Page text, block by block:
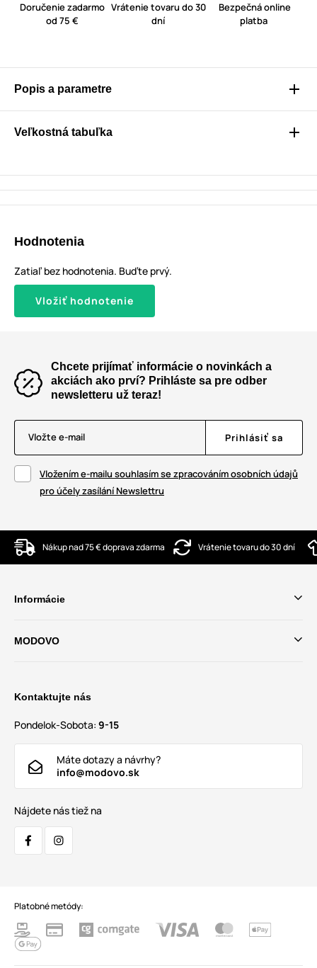
Doručenie zadarmo
od 75 €
Vrátenie tovaru do 30
dní
Bezpečná online
platba
Popis a parametre
Veľkostná tabuľka
Hodnotenia
Zatiaľ bez hodnotenia. Buďte prvý.
Vložiť hodnotenie
Chcete prijímať informácie o novinkách a
akciách ako prví? Prihláste sa pre odber
newsletteru už teraz!
Vložte e-mail Prihlásiť sa
Vložením e-mailu souhlasím se zpracováním osobních údajů
pro účely zasílání Newslettru
Nákup nad 75 € doprava zdarma Vrátenie tovaru do 30 dní
Informácie
MODOVO
Kontaktujte nás
Pondelok-Sobota: 9-15
Máte dotazy a návrhy?
info@modovo.sk
Nájdete nás tiež na
Platobné metódy: